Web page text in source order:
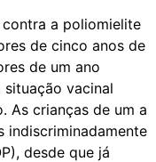
contra a poliomielite
de cinco anos de
de um ano
vacinal
As crianças de um a
indiscriminadamente
desde que já